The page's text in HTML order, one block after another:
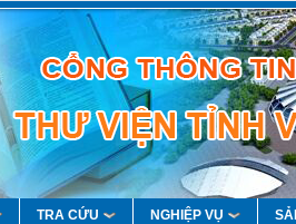
TRA CỨU NGHIỆP VỤ